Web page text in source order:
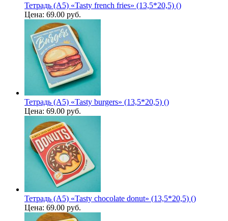
Тетрадь (A5) «Tasty french fries» (13,5*20,5) ()
Цена: 69.00 руб.
Тетрадь (A5) «Tasty burgers» (13,5*20,5) ()
Цена: 69.00 руб.
Тетрадь (A5) «Tasty chocolate donut» (13,5*20,5) ()
Цена: 69.00 руб.